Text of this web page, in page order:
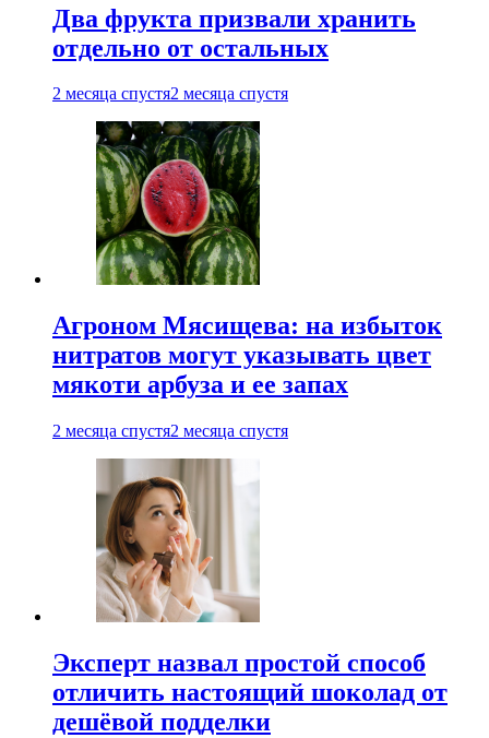
Два фрукта призвали хранить
отдельно от остальных
2 месяца спустя2 месяца спустя
Агроном Мясищева: на избыток
нитратов могут указывать цвет
мякоти арбуза и ее запах
2 месяца спустя2 месяца спустя
Эксперт назвал простой способ
отличить настоящий шоколад от
дешёвой подделки